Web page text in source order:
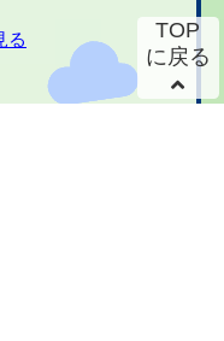
る
TOP
に戻る